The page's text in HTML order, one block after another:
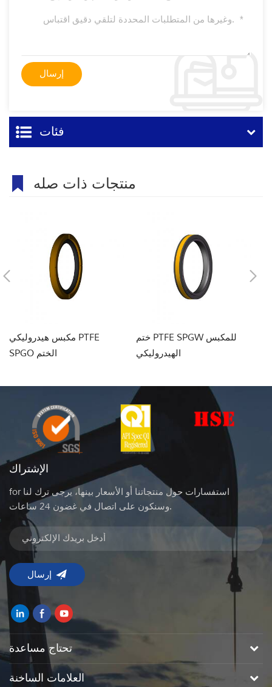
فئات
منتجات ذات صله
مكبس هيدروليكي PTFE
SPGO الختم
ختم PTFE SPGW للمكبس
الهيدروليكي
الإشتراك
for استفسارات حول منتجاتنا أو الأسعار بينها، يرجى ترك لنا
وسنكون على اتصال في غضون 24 ساعات.
تحتاج مساعدة
العلامات الساخنة